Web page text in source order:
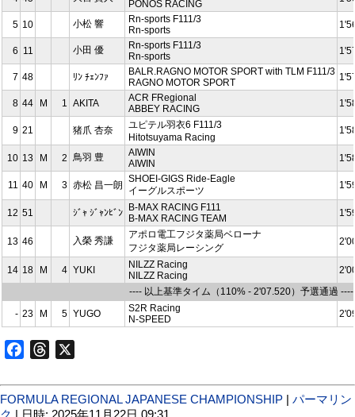
PONOS RACING
5 10 小松 響
Rn-sports F111/3
Rn-sports
6 11 小田 優
Rn-sports F111/3
Rn-sports
7 48 ﾘﾝ ﾁｪﾝﾌｧ
BALR.RAGNO MOTOR SPORT with TLM F111/3
RAGNO MOTOR SPORT
8 44 M 1 AKITA
ACR FRegional
ABBEY RACING
9 21 猪爪 杏奈
ユピテル羽衣6 F111/3
Hitotsuyama Racing
10 13 M 2 鳥羽 豊
AIWIN
AIWIN
11 40 M 3 ⾚松 昌⼀朗
SHOEI-GIGS Ride-Eagle
イーグルスポーツ
12 51 ｼﾞｬ ｼﾞｬﾝﾋﾞﾝ B-MAX RACING F111
B-MAX RACING TEAM
13 46 入榮 秀謙
アポロ電工フジタ薬局ベローナ
フジタ薬局レーシング
14 18 M 4 YUKI
NILZZ Racing
NILZZ Racing
---- 以上基準タイム（110% - 2'07.520）予選通過 ----
- 23 M 5 YUGO
S2R Racing
N-SPEED
FacebookThreads
FORMULA REGIONAL JAPANESE CHAMPIONSHIP | パーマリン
ク | 日時: 2025年11月22日 09:31